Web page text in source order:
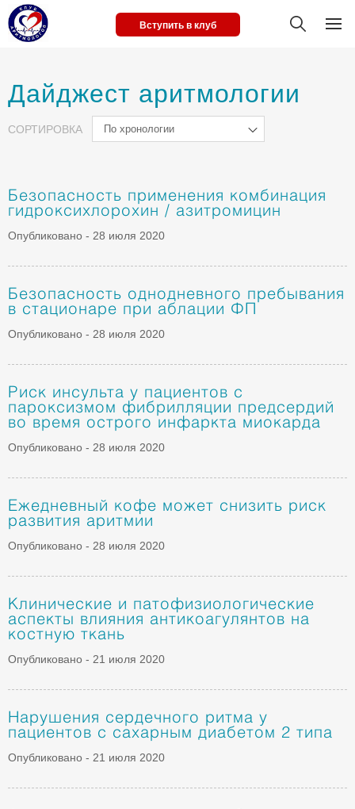
Вступить в клуб
Дайджест аритмологии
СОРТИРОВКА По хронологии
Безопасность применения комбинация
гидроксихлорохин / азитромицин
Опубликовано - 28 июля 2020
Безопасность однодневного пребывания
в стационаре при аблации ФП
Опубликовано - 28 июля 2020
Риск инсульта у пациентов с
пароксизмом фибрилляции предсердий
во время острого инфаркта миокарда
Опубликовано - 28 июля 2020
Ежедневный кофе может снизить риск
развития аритмии
Опубликовано - 28 июля 2020
Клинические и патофизиологические
аспекты влияния антикоагулянтов на
костную ткань
Опубликовано - 21 июля 2020
Нарушения сердечного ритма у
пациентов с сахарным диабетом 2 типа
Опубликовано - 21 июля 2020